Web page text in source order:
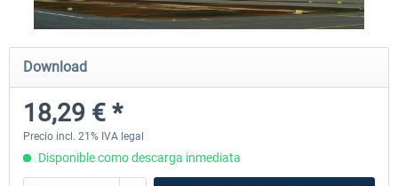
PILOT'S - FS Global Ultimate 2024 Moscow City X
Download
18,29 € *
Precio incl. 21% IVA legal
Disponible como descarga inmediata